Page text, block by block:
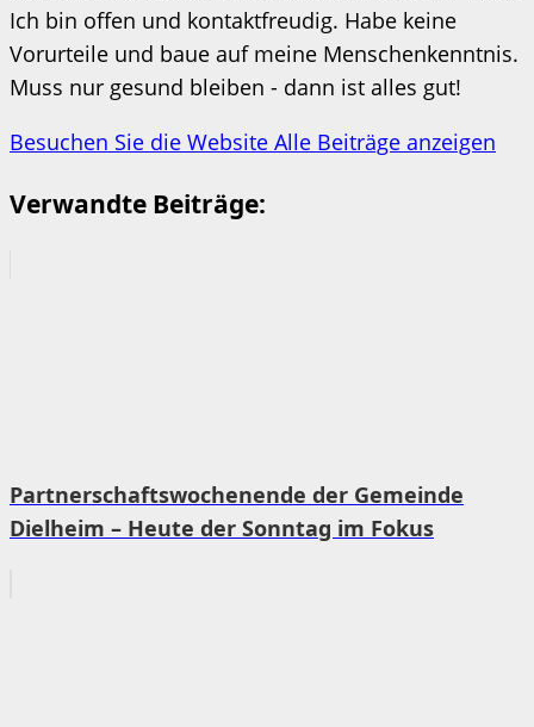
Ich bin offen und kontaktfreudig. Habe keine
Vorurteile und baue auf meine Menschenkenntnis.
Muss nur gesund bleiben - dann ist alles gut!
Besuchen Sie die Website Alle Beiträge anzeigen
Verwandte Beiträge:
Partnerschaftswochenende der Gemeinde
Dielheim – Heute der Sonntag im Fokus